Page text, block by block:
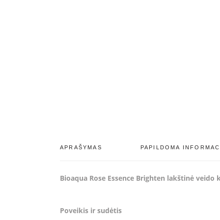
APRAŠYMAS PAPILDOMA
Bioaqua Rose Essence Brighten lakštinė veido
Poveikis ir sudėtis